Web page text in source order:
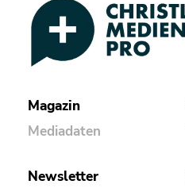
Magazin
Mediadaten
Newsletter